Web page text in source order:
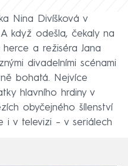
Nina Divíšková v
když odešla, čekaly na
a režiséra Jana
divadelními scénami
bohatá. Nejvíce
hlavního hrdiny v
obyčejného šílenství
i v televizi –⁠ v seriálech